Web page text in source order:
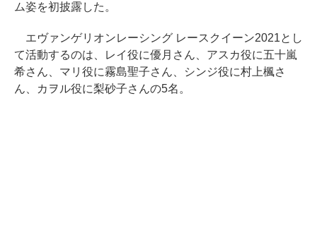
ム姿を初披露した。
エヴァンゲリオンレーシング レースクイーン2021とし
て活動するのは、レイ役に優月さん、アスカ役に五十嵐
希さん、マリ役に霧島聖子さん、シンジ役に村上楓さ
ん、カヲル役に梨砂子さんの5名。